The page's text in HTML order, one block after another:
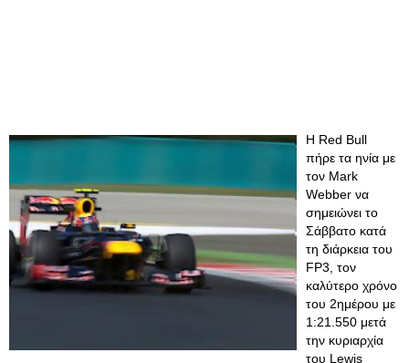
Η Red Bull
πήρε τα ηνία με
τον Mark
Webber να
σημειώνει το
Σάββατο κατά
τη διάρκεια του
FP3, τον
καλύτερο χρόνο
του 2ημέρου με
1:21.550 μετά
την κυριαρχία
του Lewis